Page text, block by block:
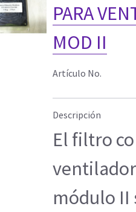
PARA
MOD II
Artículo No.
Descripción
El filtro
ventilador
módulo II